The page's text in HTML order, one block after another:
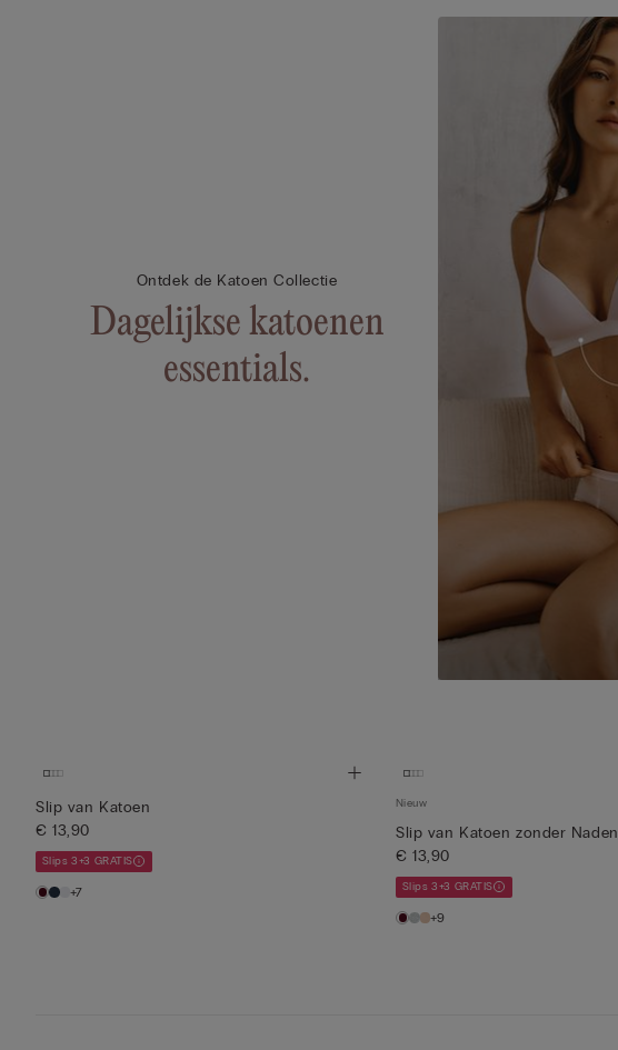
Ontdek de Katoen Collectie
Dagelijkse katoenen
essentials.
Slip van Katoen
€ 13,90
Slips 3+3 GRATIS
+7
Nieuw
Slip van Katoen zonder Naden
€ 13,90
Slips 3+3 GRATIS
+9